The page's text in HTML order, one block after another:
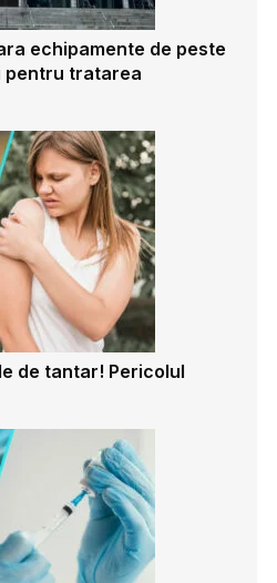
echipamente de peste
pentru tratarea
de tantar! Pericolul